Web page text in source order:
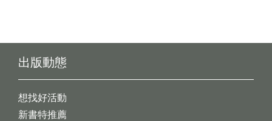
出版動態
想找好活動
新書特推薦